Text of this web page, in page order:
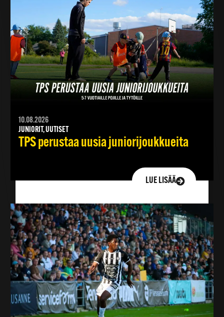
10.08.2026
JUNIORIT, UUTISET
TPS perustaa uusia juniorijoukkueita
LUE LISÄÄ